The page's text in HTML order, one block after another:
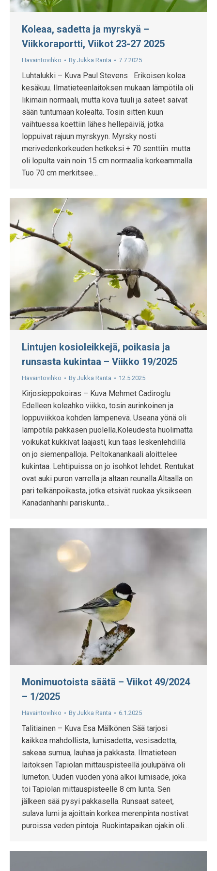
Koleaa, sadetta ja myrskyä –
Viikkoraportti, Viikot 23-27 2025
Havaintovihko By Jukka Ranta 7.7.2025
Luhtalukki – Kuva Paul Stevens Erikoisen kolea
kesäkuu. Ilmatieteenlaitoksen mukaan lämpötila oli
likimain normaali, mutta kova tuuli ja sateet saivat
sään tuntumaan kolealta. Tosin sitten kuun
vaihtuessa koettiin lähes hellepäiviä, jotka
loppuivat rajuun myrskyyn. Myrsky nosti
merivedenkorkeuden hetkeksi + 70 senttiin. mutta
oli lopulta vain noin 15 cm normaalia korkeammalla.
Tuo 70 cm merkitsee…
Lintujen kosioleikkejä, poikasia ja
runsasta kukintaa – Viikko 19/2025
Havaintovihko By Jukka Ranta 12.5.2025
Kirjosieppokoiras – Kuva Mehmet Cadiroglu
Edelleen koleahko viikko, tosin aurinkoinen ja
loppuviikkoa kohden lämpenevä. Useana yönä oli
lämpötila pakkasen puolella.Koleudesta huolimatta
voikukat kukkivat laajasti, kun taas leskenlehdillä
on jo siemenpalloja. Peltokanankaali aloittelee
kukintaa. Lehtipuissa on jo isohkot lehdet. Rentukat
ovat auki puron varrella ja altaan reunalla.Altaalla on
pari telkänpoikasta, jotka etsivät ruokaa yksikseen.
Kanadanhanhi pariskunta…
Monimuotoista säätä – Viikot 49/2024
– 1/2025
Havaintovihko By Jukka Ranta 6.1.2025
Talitiainen – Kuva Esa Mälkönen Sää tarjosi
kaikkea mahdollista, lumisadetta, vesisadetta,
sakeaa sumua, lauhaa ja pakkasta. Ilmatieteen
laitoksen Tapiolan mittauspisteellä joulupäivä oli
lumeton. Uuden vuoden yönä alkoi lumisade, joka
toi Tapiolan mittauspisteelle 8 cm lunta. Sen
jälkeen sää pysyi pakkasella. Runsaat sateet,
sulava lumi ja ajoittain korkea merenpinta nostivat
puroissa veden pintoja. Ruokintapaikan ojakin oli…